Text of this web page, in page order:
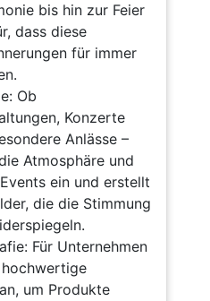
bis hin zur Feier
dass diese
für immer
Ob
Konzerte
Anlässe –
Atmosphäre und
ein und erstellt
die die Stimmung
Für Unternehmen
um Produkte